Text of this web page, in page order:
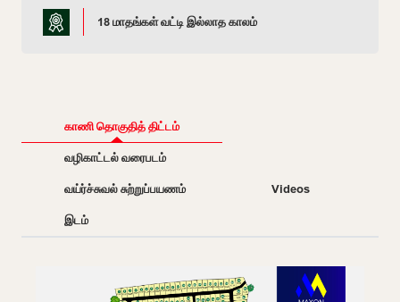
18 மாதங்கள் வட்டி இல்லாத காலம்
காணி தொகுதித் திட்டம்
வழிகாட்டல் வரைபடம்
வய்ர்ச்சுவல் சுற்றுப்பயணம்
Videos
இடம்